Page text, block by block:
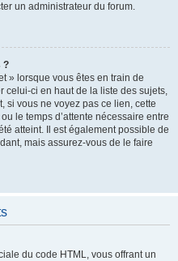
un administrateur du forum.
?
» lorsque vous êtes en train de
celui-ci en haut de la liste des sujets,
si vous ne voyez pas ce lien, cette
le temps d’attente nécessaire entre
atteint. Il est également possible de
mais assurez-vous de le faire
du code HTML, vous offrant un